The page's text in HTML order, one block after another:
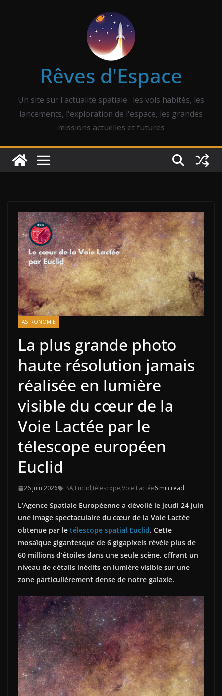
Rêves d'Espace
Un site sur l'actualité spatiale : les vols habités, les
lancements, l'exploration de l'espace, les grandes
missions actuelles et futures
ASTRONOMIE
La plus grande photo
haute résolution jamais
réalisée en lumière
visible du cœur de la
Voie Lactée par le
télescope européen
Euclid
26 juin 2026 ESA,Euclid,télescope,Voie Lactée6 min read
L’Agence Spatiale Européenne a dévoilé le jeudi 24 juin
une image spectaculaire du cœur de la Voie Lactée
obtenue par le télescope spatial Euclid. Cette
mosaïque gigantesque de 6 gigapixels révèle plus de
60 millions d’étoiles dans une seule scène, offrant un
niveau de détails inédits en lumière visible sur une
zone particulièrement dense de notre galaxie.